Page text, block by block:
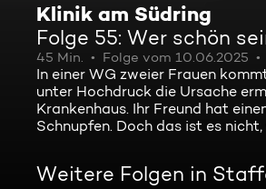
Klinik am Südring
Folge 55: Wer schön
45 Min. Folge vom 10.06.2025
In einer WG zweier Frauen
unter Hochdruck die Ursache
Krankenhaus. Ihr Freund hat
Schnupfen. Doch das ist es
Weitere Folgen in